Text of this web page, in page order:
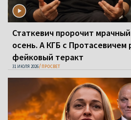
Статкевич пророчит
осень. А КГБ с Протасевичем
фейковый теракт
31 ИЮЛЯ 2026 ПРОСВЕТ